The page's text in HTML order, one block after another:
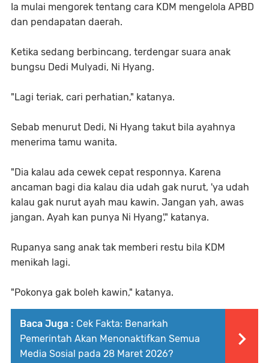
Ia mulai mengorek tentang cara KDM mengelola APBD
dan pendapatan daerah.
Ketika sedang berbincang, terdengar suara anak
bungsu Dedi Mulyadi, Ni Hyang.
"Lagi teriak, cari perhatian," katanya.
Sebab menurut Dedi, Ni Hyang takut bila ayahnya
menerima tamu wanita.
"Dia kalau ada cewek cepat responnya. Karena
ancaman bagi dia kalau dia udah gak nurut, 'ya udah
kalau gak nurut ayah mau kawin. Jangan yah, awas
jangan. Ayah kan punya Ni Hyang'," katanya.
Rupanya sang anak tak memberi restu bila KDM
menikah lagi.
"Pokonya gak boleh kawin," katanya.
Baca Juga : Cek Fakta: Benarkah
Pemerintah Akan Menonaktifkan Semua
Media Sosial pada 28 Maret 2026?